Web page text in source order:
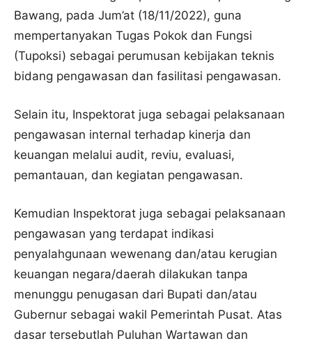
Bawang, pada Jum’at (18/11/2022), guna
mempertanyakan Tugas Pokok dan Fungsi
(Tupoksi) sebagai perumusan kebijakan teknis
bidang pengawasan dan fasilitasi pengawasan.
Selain itu, Inspektorat juga sebagai pelaksanaan
pengawasan internal terhadap kinerja dan
keuangan melalui audit, reviu, evaluasi,
pemantauan, dan kegiatan pengawasan.
Kemudian Inspektorat juga sebagai pelaksanaan
pengawasan yang terdapat indikasi
penyalahgunaan wewenang dan/atau kerugian
keuangan negara/daerah dilakukan tanpa
menunggu penugasan dari Bupati dan/atau
Gubernur sebagai wakil Pemerintah Pusat. Atas
dasar tersebutlah Puluhan Wartawan dan